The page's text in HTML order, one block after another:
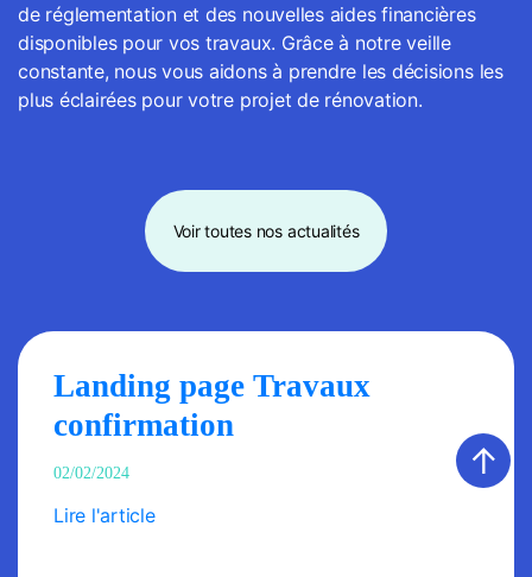
de réglementation et des nouvelles aides financières
disponibles pour vos travaux. Grâce à notre veille
constante, nous vous aidons à prendre les décisions les
plus éclairées pour votre projet de rénovation.
Voir toutes nos actualités
Landing page Travaux
confirmation
02/02/2024
Lire l'article
↑